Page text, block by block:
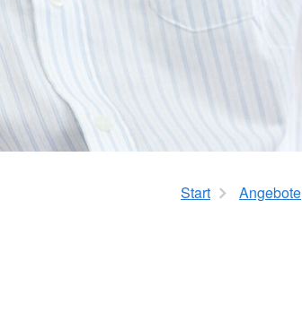
Start Angebote